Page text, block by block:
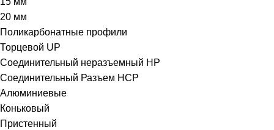
20 мм
Поликарбонатные профили
Торцевой UP
Соединительный неразъемный HP
Соединительный Разъем HCP
Алюминиевые
Коньковый
Пристенный